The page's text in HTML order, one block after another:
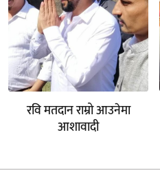
रवि मतदान राम्रो आउनेमा
आशावादी